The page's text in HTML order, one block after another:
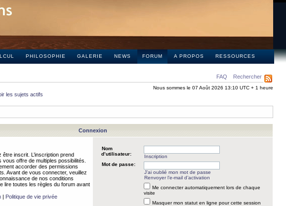
PHILOSOPHIE GALERIE NEWS FORUM A PROPOS RESSOURCES
FAQ Rechercher
Nous sommes le 07 Août 2026 13:10 UTC + 1 heure
les sujets actifs
Connexion
inscrit. L’inscription prend
offre de multiples possibilités.
accorder des permissions
Avant de vous connecter, veuillez
de nos conditions
lire toutes les règles du forum avant
| Politique de vie privée
Nom
d’utilisateur:
Inscription
Mot de passe:
J’ai oublié mon mot de passe
Renvoyer l’e-mail d’activation
Me connecter automatiquement lors de chaque
visite
Masquer mon statut en ligne pour cette session